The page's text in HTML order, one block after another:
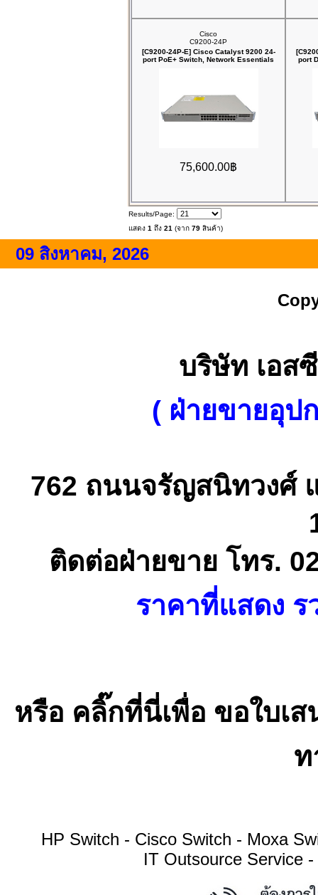
Cisco
C9200-24P
[C9200-24P-E] Cisco Catalyst 9200 24-
port PoE+ Switch, Network Essentials
75,600.00฿
port
Results/Page:
แสดง 1 ถึง 21 (จาก 79 สินค้า)
09 สิงหาคม, 2026
บริษัท เอส
( ฝ่ายขายอุป
762 ถนนจรัญสนิทวงศ์
ติดต่อฝ่ายขาย โทร.
ราคาที่แสดง
หรือ คลิ๊กที่นี่เพื่อ ขอใบเ
ท
HP Switch - Cisco Switch - Moxa
IT Outsource Service